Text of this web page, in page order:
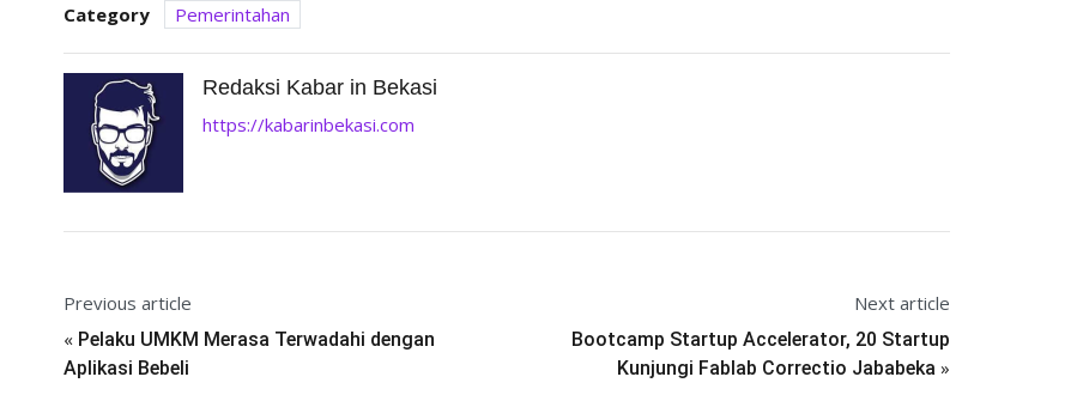
Category Pemerintahan
Redaksi Kabar in Bekasi
https://kabarinbekasi.com
Previous article
« Pelaku UMKM Merasa Terwadahi dengan
Aplikasi Bebeli
Next article
Bootcamp Startup Accelerator, 20 Startup
Kunjungi Fablab Correctio Jababeka »